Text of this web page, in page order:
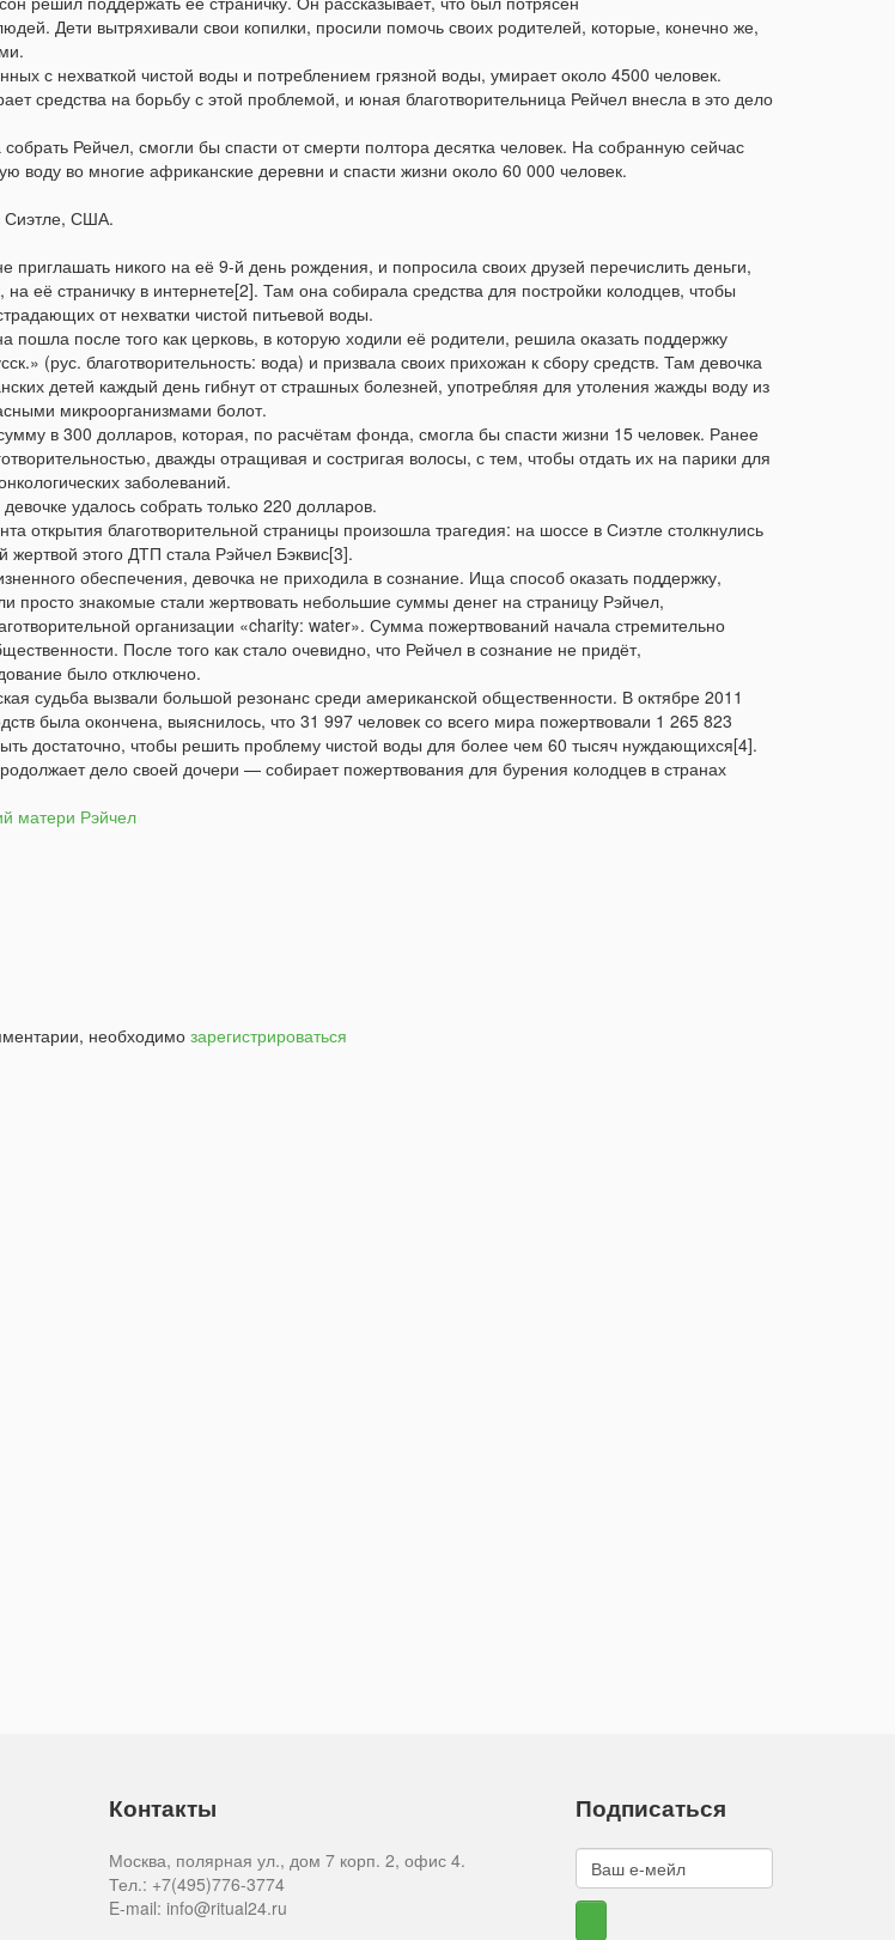
Дети вытряхивали свои копилки, просили помочь своих родителей, которые, конечно же,
с нехваткой чистой воды и потреблением грязной воды, умирает около 4500 человек.
средства на борьбу с этой проблемой, и юная благотворительница Рейчел внесла в это дело
Рейчел, смогли бы спасти от смерти полтора десятка человек. На собранную сейчас
воду во многие африканские деревни и спасти жизни около 60 000 человек.
Сиэтле, США.
приглашать никого на её 9-й день рождения, и попросила своих друзей перечислить деньги,
её страничку в интернете[2]. Там она собирала средства для постройки колодцев, чтобы
от нехватки чистой питьевой воды.
пошла после того как церковь, в которую ходили её родители, решила оказать поддержку
(рус. благотворительность: вода) и призвала своих прихожан к сбору средств. Там девочка
детей каждый день гибнут от страшных болезней, употребляя для утоления жажды воду из
микроорганизмами болот.
в 300 долларов, которая, по расчётам фонда, смогла бы спасти жизни 15 человек. Ранее
дважды отращивая и состригая волосы, с тем, чтобы отдать их на парики для
заболеваний.
удалось собрать только 220 долларов.
открытия благотворительной страницы произошла трагедия: на шоссе в Сиэтле столкнулись
жертвой этого ДТП стала Рэйчел Бэквис[3].
обеспечения, девочка не приходила в сознание. Ища способ оказать поддержку,
просто знакомые стали жертвовать небольшие суммы денег на страницу Рэйчел,
организации «charity: water». Сумма пожертвований начала стремительно
После того как стало очевидно, что Рейчел в сознание не придёт,
было отключено.
судьба вызвали большой резонанс среди американской общественности. В октябре 2011
была окончена, выяснилось, что 31 997 человек со всего мира пожертвовали 1 265 823
достаточно, чтобы решить проблему чистой воды для более чем 60 тысяч нуждающихся[4].
дело своей дочери — собирает пожертвования для бурения колодцев в странах
матери Рэйчел
необходимо зарегистрироваться
Контакты
Москва, полярная ул., дом 7 корп. 2, офис 4.
Тел.: +7(495)776-3774
E-mail: info@ritual24.ru
Подписаться